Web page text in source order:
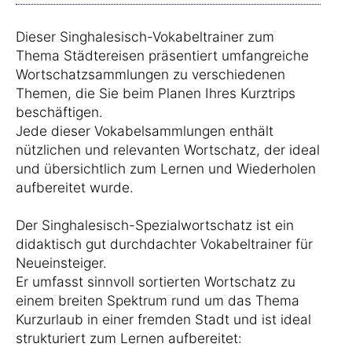
Dieser Singhalesisch-Vokabeltrainer zum
Thema Städtereisen präsentiert umfangreiche
Wortschatzsammlungen zu verschiedenen
Themen, die Sie beim Planen Ihres Kurztrips
beschäftigen.
Jede dieser Vokabelsammlungen enthält
nützlichen und relevanten Wortschatz, der ideal
und übersichtlich zum Lernen und Wiederholen
aufbereitet wurde.
Der Singhalesisch-Spezialwortschatz ist ein
didaktisch gut durchdachter Vokabeltrainer für
Neueinsteiger.
Er umfasst sinnvoll sortierten Wortschatz zu
einem breiten Spektrum rund um das Thema
Kurzurlaub in einer fremden Stadt und ist ideal
strukturiert zum Lernen aufbereitet: